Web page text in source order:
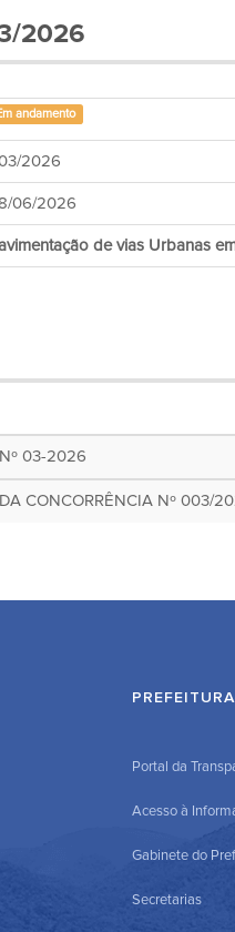
2026
andamento
2026
06/2026
de vias Urbanas
03-2026
CONCORRÊNCIA Nº 003/
PREFEITURA
Portal da
Acesso à
Gabinete do
Secretarias